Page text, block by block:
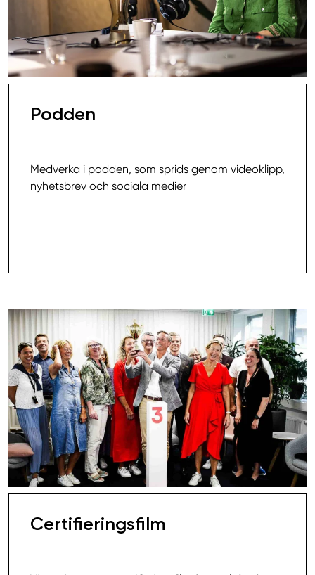
Podden
Medverka i podden, som sprids genom videoklipp,
nyhetsbrev och sociala medier
Certifieringsfilm